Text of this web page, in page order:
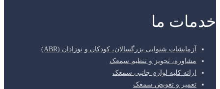
خدمات ما
آزمایشات شنوایی بزرگسالان، کودکان و نوزادان (ABR)
مشاوره، تجویز و تنظیم سمعک
ارائه کلیه لوازم جانبی سمعک
تعمیر و تعویض سمعک